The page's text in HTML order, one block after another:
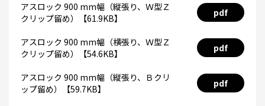
アスロック 900 mm幅（縦張り、Ｗ型Ｚ
クリップ留め）【61.9KB】
pdf
アスロック 900 mm幅（横張り、Ｗ型Ｚ
クリップ留め）【54.6KB】
pdf
アスロック 900 mm幅（縦張り、Ｂクリ
ップ留め）【59.7KB】
pdf